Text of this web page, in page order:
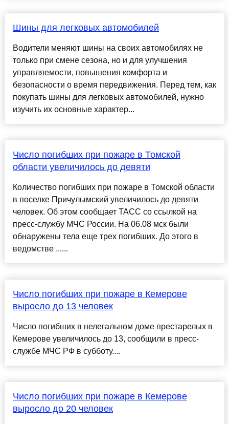
Шины для легковых автомобилей
Водители меняют шины на своих автомобилях не
только при смене сезона, но и для улучшения
управляемости, повышения комфорта и
безопасности о время передвижения. Перед тем, как
покупать шины для легковых автомобилей, нужно
изучить их основные характер...
Число погибших при пожаре в Томской
области увеличилось до девяти
Количество погибших при пожаре в Томской области
в поселке Причулымский увеличилось до девяти
человек. Об этом сообщает ТАСС со ссылкой на
пресс-службу МЧС России. На 06.08 мск были
обнаружены тела еще трех погибших. До этого в
ведомстве ......
Число погибших при пожаре в Кемерове
выросло до 13 человек
Число погибших в нелегальном доме престарелых в
Кемерове увеличилось до 13, сообщили в пресс-
службе МЧС РФ в субботу....
Число погибших при пожаре в Кемерове
выросло до 20 человек